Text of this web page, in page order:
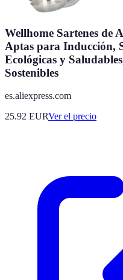
Wellhome Sartenes de
Aptas para Inducción,
Ecológicas y
Sostenibles
es.aliexpress.com
25.92 EURVer el precio